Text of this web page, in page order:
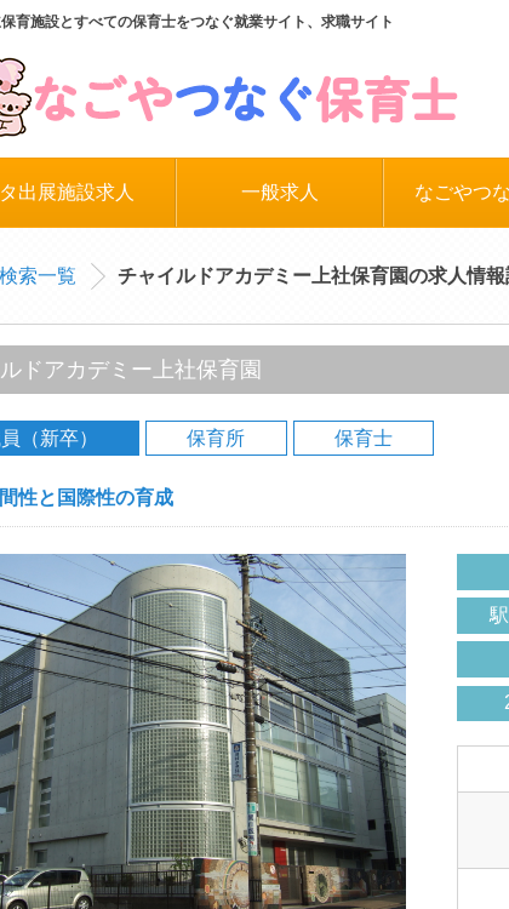
育施設とすべての保育士をつなぐ就業サイト、求職サイト
出展施設求人 一般求人 なごやつ
検索一覧 チャイルドアカデミー上社保育園の求人情報
ドアカデミー上社保育園
（新卒） 保育所 保育士
性と国際性の育成